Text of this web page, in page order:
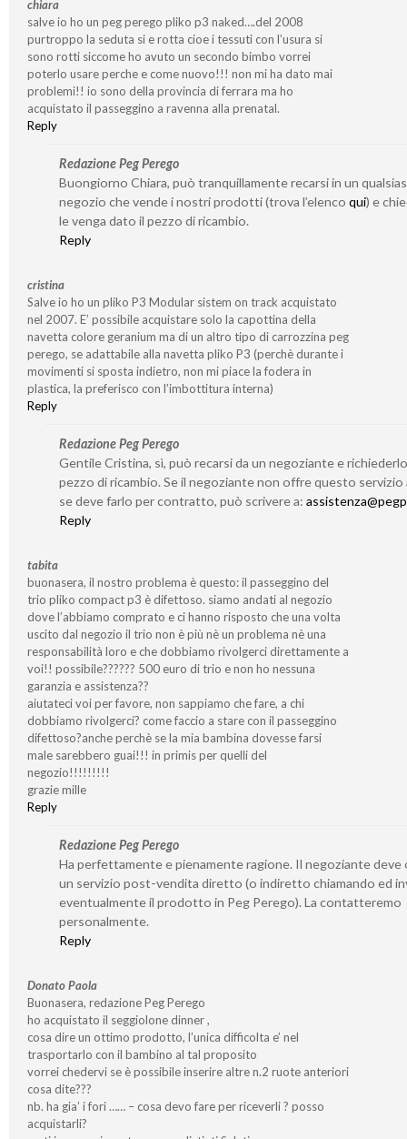
chiara
salve io ho un peg perego pliko p3 naked….del 2008
purtroppo la seduta si e rotta cioe i tessuti con l’usura si
sono rotti siccome ho avuto un secondo bimbo vorrei
poterlo usare perche e come nuovo!!! non mi ha dato mai
problemi!! io sono della provincia di ferrara ma ho
acquistato il passeggino a ravenna alla prenatal.
Reply
Redazione Peg Perego
Buongiorno Chiara, può tranquillamente recarsi in un
negozio che vende i nostri prodotti (trova l’elenco qui) e
le venga dato il pezzo di ricambio.
Reply
cristina
Salve io ho un pliko P3 Modular sistem on track acquistato
nel 2007. E’ possibile acquistare solo la capottina della
navetta colore geranium ma di un altro tipo di carrozzina peg
perego, se adattabile alla navetta pliko P3 (perchè durante i
movimenti si sposta indietro, non mi piace la fodera in
plastica, la preferisco con l’imbottitura interna)
Reply
Redazione Peg Perego
Gentile Cristina, sì, può recarsi da un negoziante e
pezzo di ricambio. Se il negoziante non offre questo servizio
se deve farlo per contratto, può scrivere a:
Reply
tabita
buonasera, il nostro problema è questo: il passeggino del
trio pliko compact p3 è difettoso. siamo andati al negozio
dove l’abbiamo comprato e ci hanno risposto che una volta
uscito dal negozio il trio non è più nè un problema nè una
responsabilità loro e che dobbiamo rivolgerci direttamente a
voi!! possibile?????? 500 euro di trio e non ho nessuna
garanzia e assistenza??
aiutateci voi per favore, non sappiamo che fare, a chi
dobbiamo rivolgerci? come faccio a stare con il passeggino
difettoso?anche perchè se la mia bambina dovesse farsi
male sarebbero guai!!! in primis per quelli del
negozio!!!!!!!!!
grazie mille
Reply
Redazione Peg Perego
Ha perfettamente e pienamente ragione. Il negoziante deve
un servizio post-vendita diretto (o indiretto chiamando ed
eventualmente il prodotto in Peg Perego). La contatteremo
personalmente.
Reply
Donato Paola
Buonasera, redazione Peg Perego
ho acquistato il seggiolone dinner ,
cosa dire un ottimo prodotto, l’unica difficolta e’ nel
trasportarlo con il bambino al tal proposito
vorrei chedervi se è possibile inserire altre n.2 ruote anteriori
cosa dite???
nb. ha gia’ i fori …… – cosa devo fare per riceverli ? posso
acquistarli?